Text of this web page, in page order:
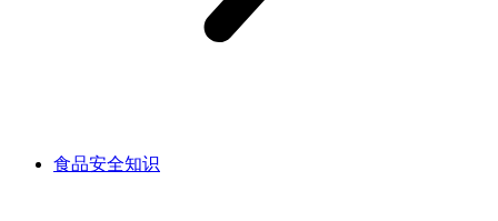
食品安全知识